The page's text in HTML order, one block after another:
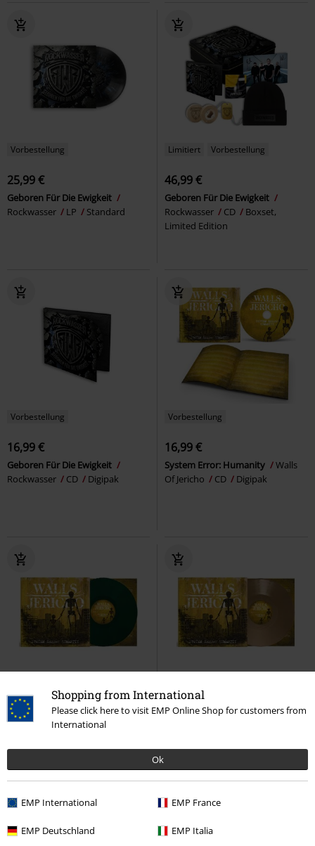
Shopping from International
Please click here to visit EMP Online Shop for customers from
International
Ok
EMP International EMP France
EMP Deutschland EMP Italia
Vorbestellung
25,99 €
Geboren Für Die Ewigkeit
Rockwasser
LP Standard
Limitiert Vorbestellung
46,99 €
Geboren Für Die Ewigkeit
Rockwasser
CD
Boxset,
Limited Edition
Vorbestellung
16,99 €
Geboren Für Die Ewigkeit
Rockwasser
CD Digipak
Vorbestellung
16,99 €
System Error: Humanity
Walls
Of Jericho
CD Digipak
26,99 €
System Error: Humanity
Of Jericho
LP
Coloured,
26,99 €
Of Jericho
LP
Coloured,